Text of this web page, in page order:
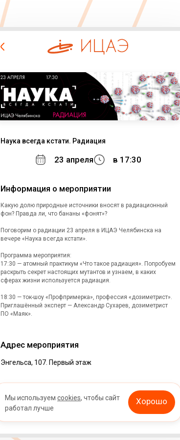
Наука всегда кстати. Радиация
23 апреля в 17:30
Информация о мероприятии
Какую долю природные источники вносят в радиационный
фон? Правда ли, что бананы «фонят»?
Поговорим о радиации 23 апреля в ИЦАЭ Челябинска на
вечере «Наука всегда кстати».
Программа мероприятия:
17:30 — атомный практикум «Что такое радиация». Попробуем
раскрыть секрет настоящих мутантов и узнаем, в каких
сферах жизни используется радиация.
18:30 — ток-шоу «Профпримерка», профессия «дозиметрист».
Приглашённый эксперт — Александр Сухарев, дозиметрист
ПО «Маяк».
Адрес мероприятия
Энгельса, 107. Первый этаж
Мы используем cookies, чтобы сайт
работал лучше
Хорошо